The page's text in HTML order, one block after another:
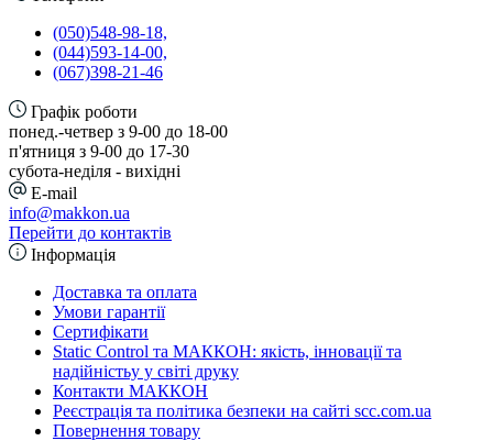
(050)548-98-18,
(044)593-14-00,
(067)398-21-46
Графік роботи
понед.-четвер з 9-00 до 18-00
п'ятниця з 9-00 до 17-30
cубота-неділя - вихідні
E-mail
info@makkon.ua
Перейти до контактів
Інформація
Доставка та оплата
Умови гарантії
Сертифікати
Static Control та МАККОН: якість, інновації та
надійністьу у світі друку
Контакти МАККОН
Реєстрація та політика безпеки на сайті scc.com.ua
Повернення товару